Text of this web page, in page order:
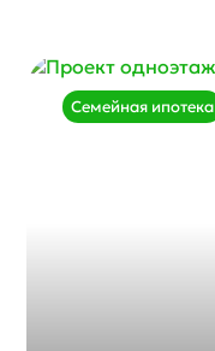
Семейная ипотека